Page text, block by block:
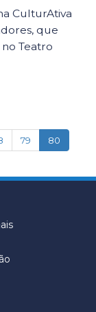
CulturAtiva
que
Teatro
79 80